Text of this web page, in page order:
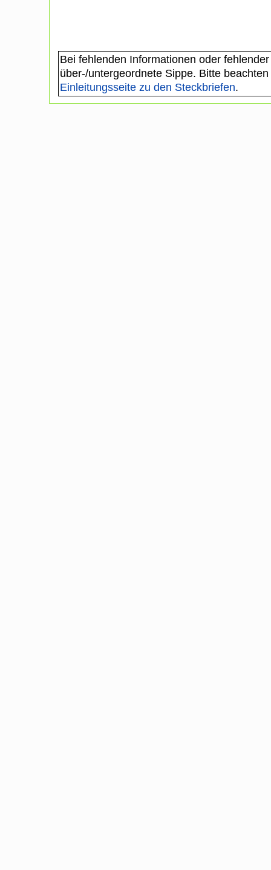
Bei fehlenden Informationen oder
über-/untergeordnete Sippe. Bitte
Einleitungsseite zu den Steckbriefen.